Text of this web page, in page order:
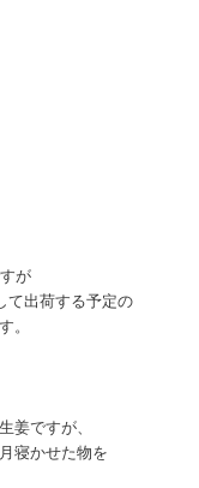
が
て出荷する予定の
。
姜ですが、
寝かせた物を